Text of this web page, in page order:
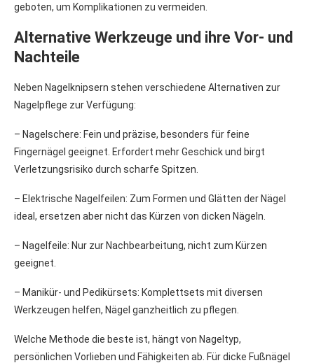
geboten, um Komplikationen zu vermeiden.
Alternative Werkzeuge und ihre Vor- und
Nachteile
Neben Nagelknipsern stehen verschiedene Alternativen zur
Nagelpflege zur Verfügung:
– Nagelschere: Fein und präzise, besonders für feine
Fingernägel geeignet. Erfordert mehr Geschick und birgt
Verletzungsrisiko durch scharfe Spitzen.
– Elektrische Nagelfeilen: Zum Formen und Glätten der Nägel
ideal, ersetzen aber nicht das Kürzen von dicken Nägeln.
– Nagelfeile: Nur zur Nachbearbeitung, nicht zum Kürzen
geeignet.
– Manikür- und Pedikürsets: Komplettsets mit diversen
Werkzeugen helfen, Nägel ganzheitlich zu pflegen.
Welche Methode die beste ist, hängt von Nageltyp,
persönlichen Vorlieben und Fähigkeiten ab. Für dicke Fußnägel